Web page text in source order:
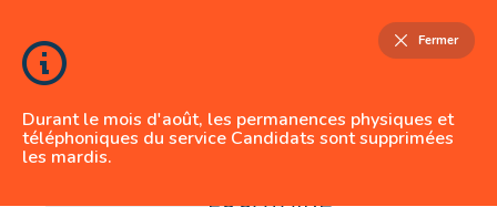
Durant le mois d'août, les permanences physiques et
téléphoniques du service Candidats sont supprimées
les mardis.
Fermer
JE SUIS